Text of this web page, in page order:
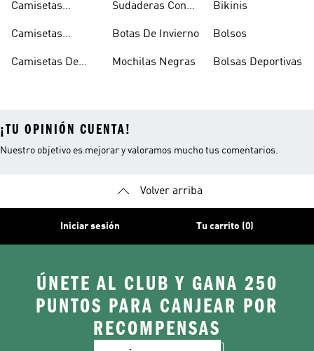
Camisetas
Camisetas
Camisetas De
Sudaderas Con
Botas De Invierno
Mochilas Negras
Bikinis
Bolsos
Bolsas Deportivas
¡TU OPINIÓN CUENTA!
Nuestro objetivo es mejorar y valoramos mucho tus comentarios.
Volver arriba
Iniciar sesión Tu carrito (0)
ÚNETE AL CLUB Y GANA 250
PUNTOS PARA CANJEAR POR
RECOMPENSAS